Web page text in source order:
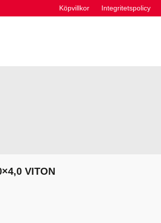
Köpvillkor Integritetspolicy
VÄTSKOR
VITON